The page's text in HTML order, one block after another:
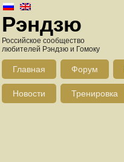
Рэндзю
Российское сообщество
любителей Рэндзю и Гомоку
Главная Форум
Новости Тренировка